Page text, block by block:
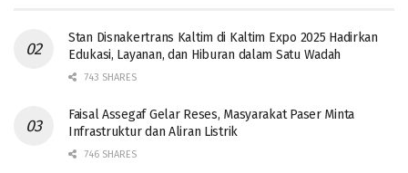
Stan Disnakertrans Kaltim di Kaltim Expo 2025 Hadirkan
Edukasi, Layanan, dan Hiburan dalam Satu Wadah
743 SHARES
Faisal Assegaf Gelar Reses, Masyarakat Paser Minta
Infrastruktur dan Aliran Listrik
746 SHARES